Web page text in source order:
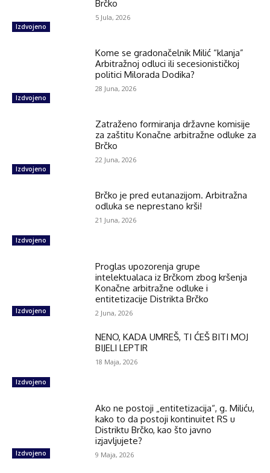
Izdvojeno
Brčko
5 Jula, 2026
Izdvojeno
Kome se gradonačelnik Milić “klanja”
Arbitražnoj odluci ili secesionističkoj
politici Milorada Dodika?
28 Juna, 2026
Izdvojeno
Zatraženo formiranja državne komisije
za zaštitu Konačne arbitražne odluke za
Brčko
22 Juna, 2026
Izdvojeno
Brčko je pred eutanazijom. Arbitražna
odluka se neprestano krši!
21 Juna, 2026
Izdvojeno
Proglas upozorenja grupe
intelektualaca iz Brčkom zbog kršenja
Konačne arbitražne odluke i
entitetizacije Distrikta Brčko
2 Juna, 2026
Izdvojeno
NENO, KADA UMREŠ, TI ĆEŠ BITI MOJ
BIJELI LEPTIR
18 Maja, 2026
Izdvojeno
Ako ne postoji „entitetizacija“, g. Miliću,
kako to da postoji kontinuitet RS u
Distriktu Brčko, kao što javno
izjavljujete?
9 Maja, 2026